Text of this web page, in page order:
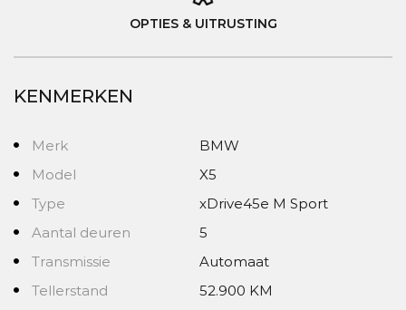
OPTIES & UITRUSTING
KENMERKEN
Merk
BMW
Model
X5
Type
xDrive45e M Sport
Aantal deuren
5
Transmissie
Automaat
Tellerstand
52.900 KM